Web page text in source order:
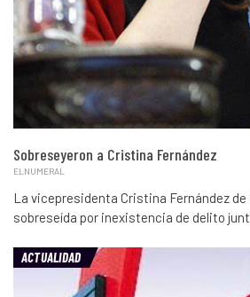
Sobreseyeron a Cristina Fernández
ELNUMERAL
La vicepresidenta Cristina Fernández
sobreseída por inexistencia de delito
ACTUALIDAD